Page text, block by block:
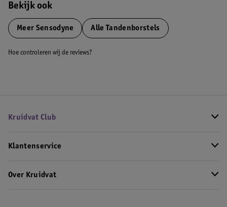
Bekijk ook
Meer Sensodyne Alle Tandenborstels
Hoe controleren wij de reviews?
Kruidvat Club
Klantenservice
Over Kruidvat